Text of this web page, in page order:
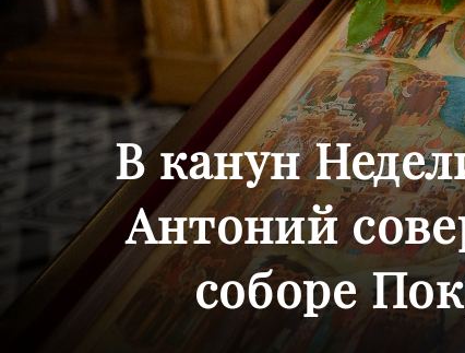
В канун
Антоний
соборе